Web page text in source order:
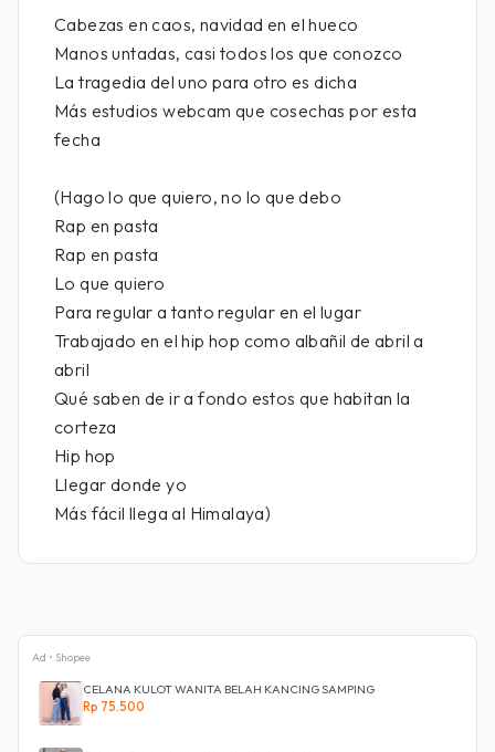
Cabezas en caos, navidad en el hueco
Manos untadas, casi todos los que conozco
La tragedia del uno para otro es dicha
Más estudios webcam que cosechas por esta
fecha
(Hago lo que quiero, no lo que debo
Rap en pasta
Rap en pasta
Lo que quiero
Para regular a tanto regular en el lugar
Trabajado en el hip hop como albañil de abril a
abril
Qué saben de ir a fondo estos que habitan la
corteza
Hip hop
Llegar donde yo
Más fácil llega al Himalaya)
Ad • Shopee
CELANA KULOT WANITA BELAH KANCING SAMPING
Rp 75.500